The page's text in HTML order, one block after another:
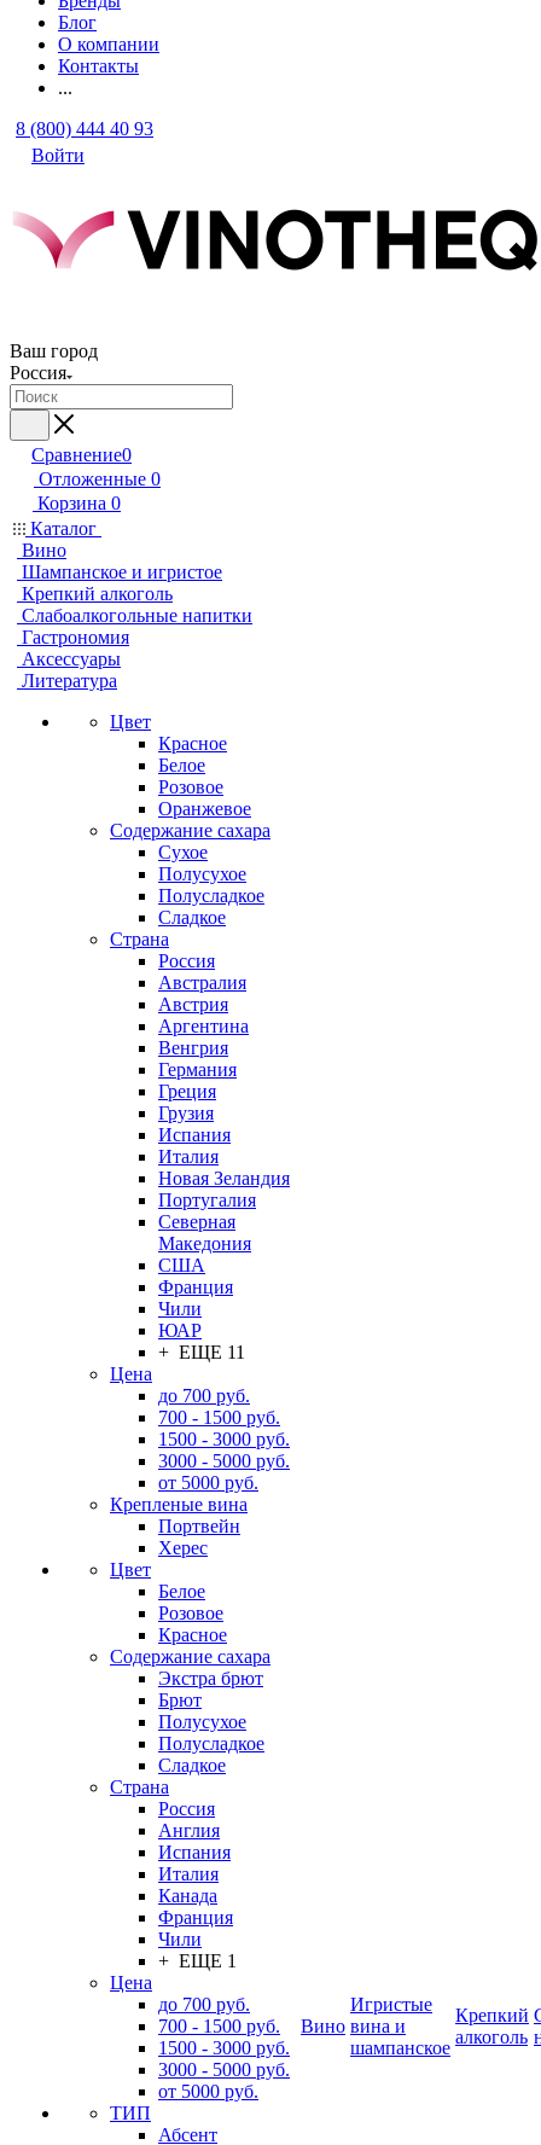
Блог
О компании
Контакты
...
8 (800) 444 40 93
Войти
Ваш город
Россия
Сравнение0
Отложенные 0
Корзина 0
Каталог
Вино
Шампанское и игристое
Крепкий алкоголь
Слабоалкогольные напитки
Гастрономия
Аксессуары
Литература
Цвет
Красное
Белое
Розовое
Оранжевое
Содержание сахара
Сухое
Полусухое
Полусладкое
Сладкое
Страна
Россия
Австралия
Австрия
Аргентина
Венгрия
Германия
Греция
Грузия
Испания
Италия
Новая Зеландия
Португалия
Северная
Македония
США
Франция
Чили
ЮАР
+ ЕЩЕ 11
Цена
до 700 руб.
700 - 1500 руб.
1500 - 3000 руб.
3000 - 5000 руб.
от 5000 руб.
Крепленые вина
Портвейн
Херес
Цвет
Белое
Розовое
Красное
Содержание сахара
Экстра брют
Брют
Полусухое
Полусладкое
Сладкое
Страна
Россия
Англия
Испания
Италия
Канада
Франция
Чили
+ ЕЩЕ 1
Цена
до 700 руб.
700 - 1500 руб.
1500 - 3000 руб.
3000 - 5000 руб.
от 5000 руб.
ТИП
Абсент
Вино
Игристые
вина и
шампанское
Крепкий
алкоголь